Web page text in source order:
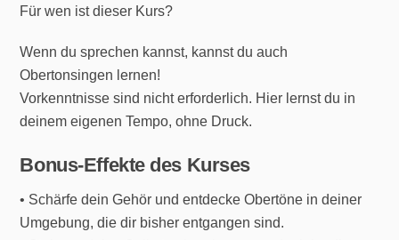
Für wen ist dieser Kurs?
Wenn du sprechen kannst, kannst du auch
Obertonsingen lernen!
Vorkenntnisse sind nicht erforderlich. Hier lernst du in
deinem eigenen Tempo, ohne Druck.
Bonus-Effekte des Kurses
• Schärfe dein Gehör und entdecke Obertöne in deiner
Umgebung, die dir bisher entgangen sind.